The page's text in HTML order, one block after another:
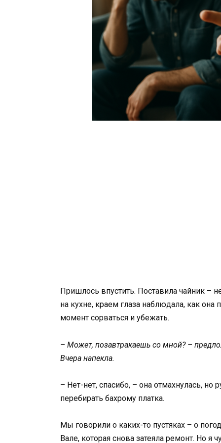
Пришлось впустить. Поставила чайник –
на кухне, краем глаза наблюдала, как она
момент сорваться и убежать.
– Может, позавтракаешь со мной? –
Вчера напекла.
– Нет-нет, спасибо, – она отмахнулась,
перебирать бахрому платка.
Мы говорили о каких-то пустяках – о
Вале, которая снова затеяла ремонт. Но я